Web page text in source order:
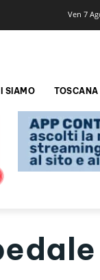
Ven 7
SIAMO TOSCANA